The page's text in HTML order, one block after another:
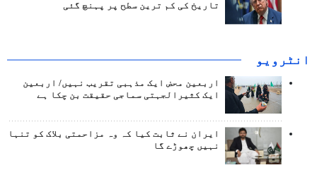
تاریخ کی کم ترین سطح پر پہنچ گئی
انٹرويو
اربعین محض ایک مذہبی تقریب نہیں/ اربعین
ایک کثیرالجہتی سماجی حقیقت بن چکا ہے
ایران نے ثابت کیا کہ وہ مزاحمتی بلاک کو تنہا
نہیں چھوڑے گا